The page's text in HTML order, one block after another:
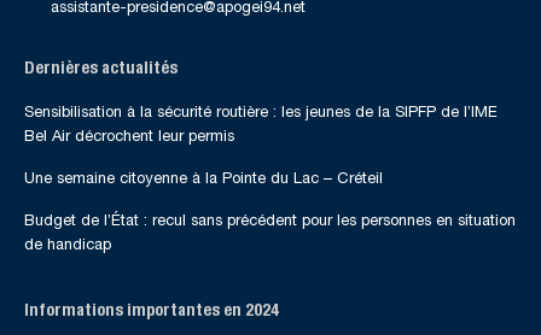
assistante-presidence@apogei94.net
Dernières actualités
Sensibilisation à la sécurité routière : les jeunes de la SIPFP de l’IME
Bel Air décrochent leur permis
Une semaine citoyenne à la Pointe du Lac – Créteil
Budget de l’État : recul sans précédent pour les personnes en situation
de handicap
Informations importantes en 2024